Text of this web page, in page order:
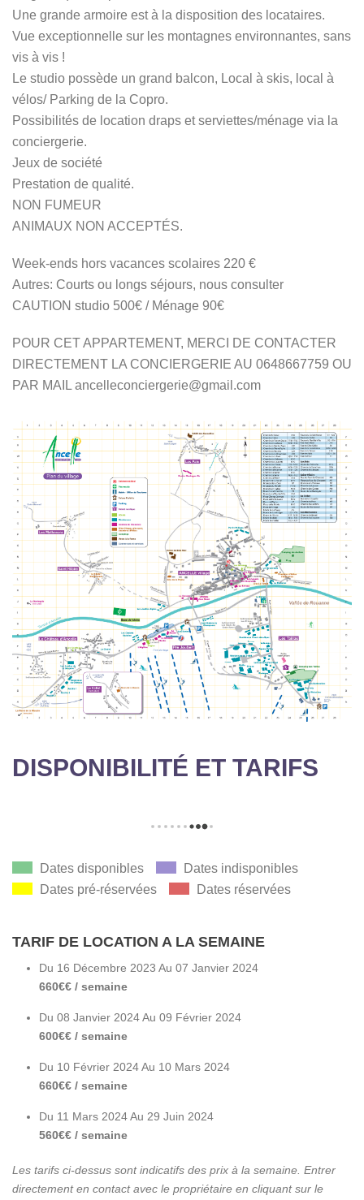
Une grande armoire est à la disposition des locataires.
Vue exceptionnelle sur les montagnes environnantes, sans
vis à vis !
Le studio possède un grand balcon, Local à skis, local à
vélos/ Parking de la Copro.
Possibilités de location draps et serviettes/ménage via la
conciergerie.
Jeux de société
Prestation de qualité.
NON FUMEUR
ANIMAUX NON ACCEPTÉS.
Week-ends hors vacances scolaires 220 €
Autres: Courts ou longs séjours, nous consulter
CAUTION studio 500€ / Ménage 90€
POUR CET APPARTEMENT, MERCI DE CONTACTER
DIRECTEMENT LA CONCIERGERIE AU 0648667759 OU
PAR MAIL ancelleconciergerie@gmail.com
DISPONIBILITÉ ET TARIFS
Dates disponibles
Dates indisponibles
Dates pré-réservées
Dates réservées
TARIF DE LOCATION A LA SEMAINE
Du 16 Décembre 2023 Au 07 Janvier 2024
660€€ / semaine
Du 08 Janvier 2024 Au 09 Février 2024
600€€ / semaine
Du 10 Février 2024 Au 10 Mars 2024
660€€ / semaine
Du 11 Mars 2024 Au 29 Juin 2024
560€€ / semaine
Les tarifs ci-dessus sont indicatifs des prix à la semaine. Entrer
directement en contact avec le propriétaire en cliquant sur le